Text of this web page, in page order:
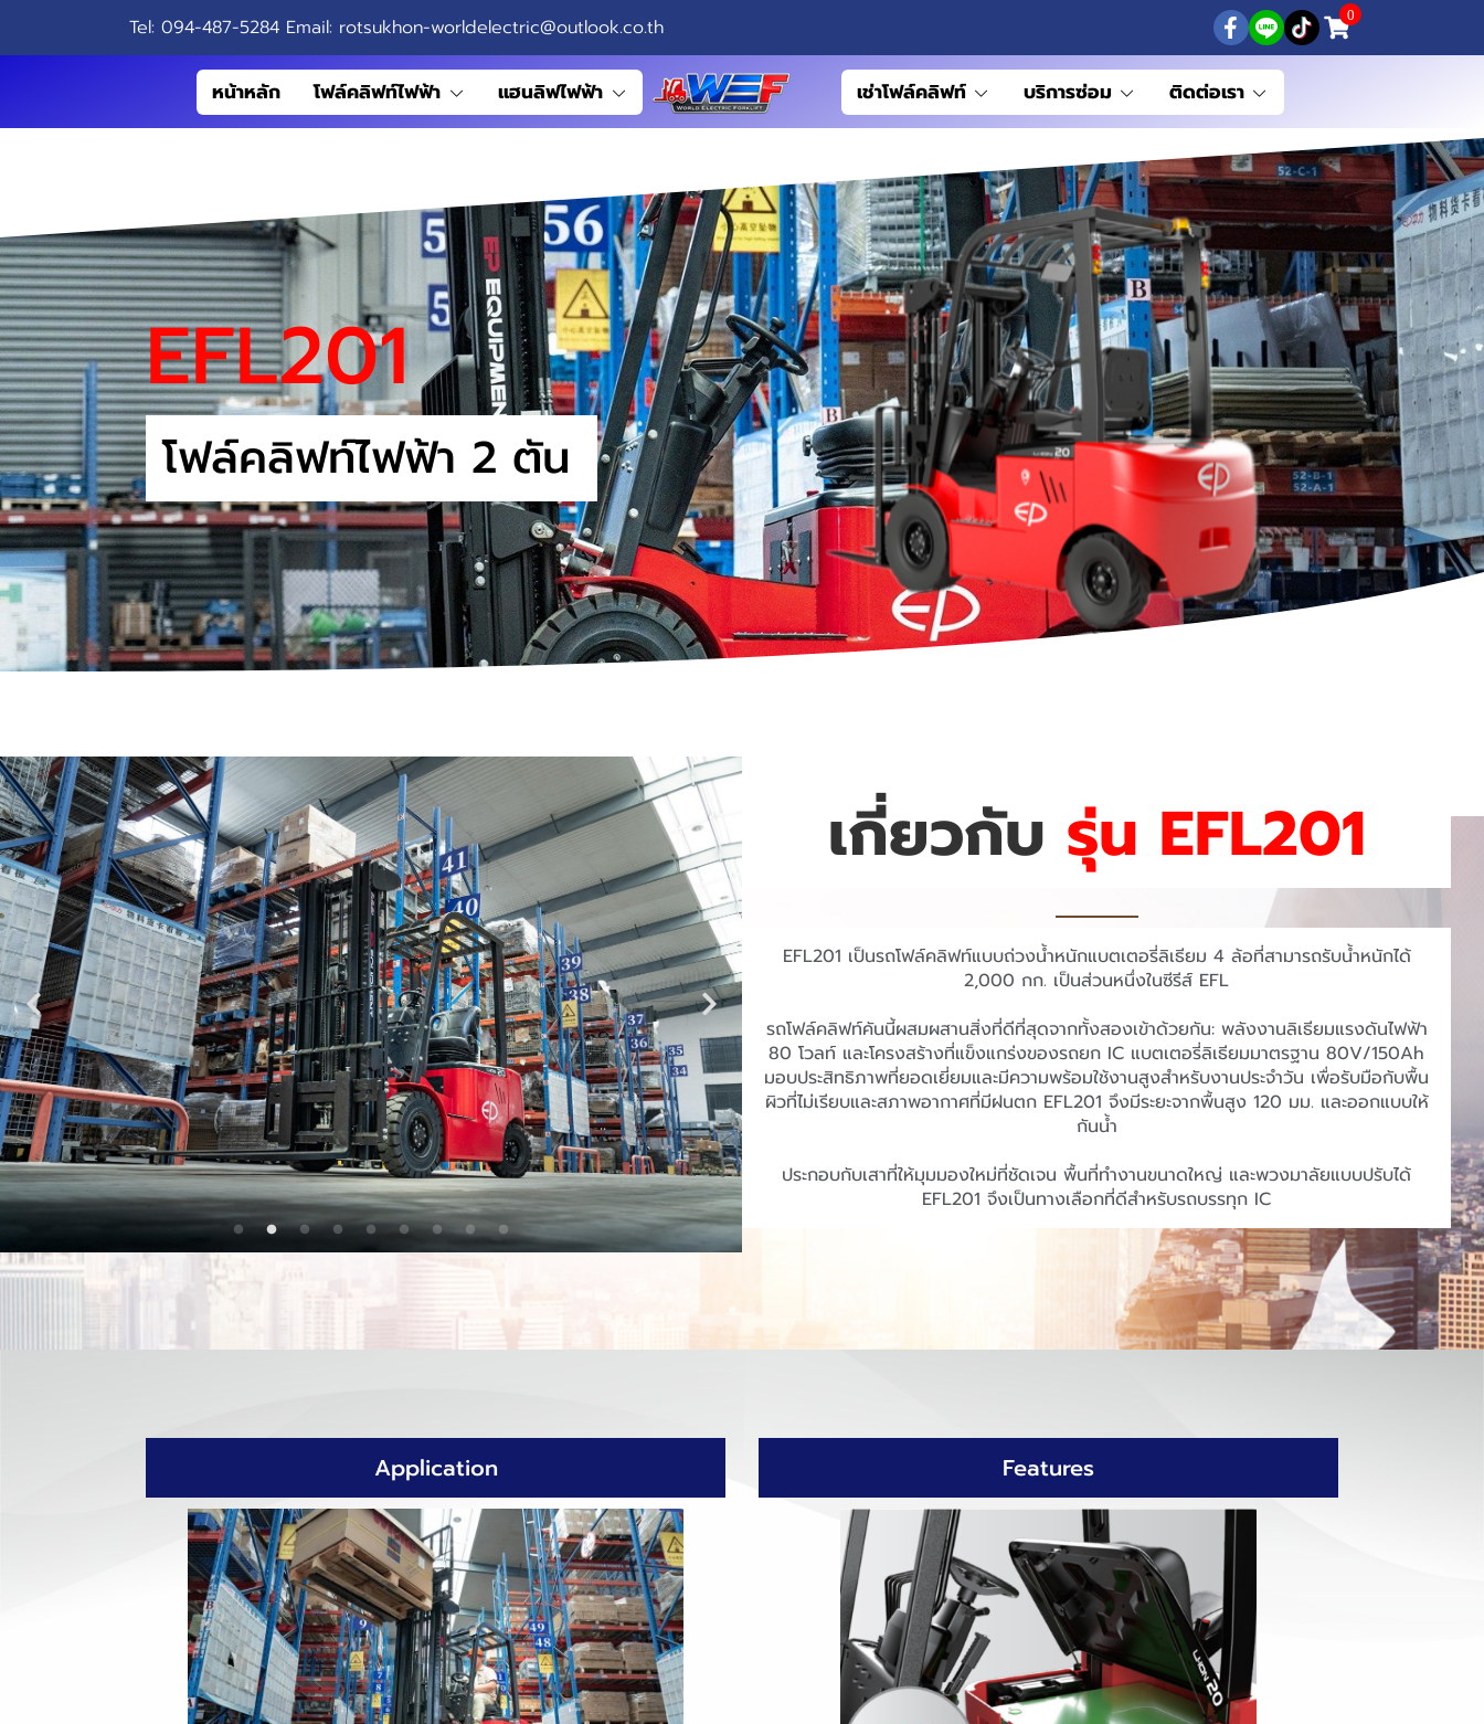
Tel: 094-487-5284 Email: rotsukhon-worldelectric@outlook.co.th 0
หน้าหลัก โฟล์คลิฟท์ไฟฟ้า แฮนลิฟไฟฟ้า เช่าโฟล์คลิฟท์ บริการซ่อม ติดต่อเรา
EFL201
โฟล์คลิฟท์ไฟฟ้า 2 ตัน
เกี่ยวกับ รุ่น EFL201
EFL201 เป็นรถโฟล์คลิฟท์แบบถ่วงน้ำหนักแบตเตอรี่ลิเธียม 4 ล้อที่สามารถรับน้ำหนักได้
2,000 กก. เป็นส่วนหนึ่งในซีรีส์ EFL
รถโฟล์คลิฟท์คันนี้ผสมผสานสิ่งที่ดีที่สุดจากทั้งสองเข้าด้วยกัน: พลังงานลิเธียมแรงดันไฟฟ้า
80 โวลท์ และโครงสร้างที่แข็งแกร่งของรถยก IC แบตเตอรี่ลิเธียมมาตรฐาน 80V/150Ah
มอบประสิทธิภาพที่ยอดเยี่ยมและมีความพร้อมใช้งานสูงสำหรับงานประจำวัน เพื่อรับมือกับพื้น
ผิวที่ไม่เรียบและสภาพอากาศที่มีฝนตก EFL201 จึงมีระยะจากพื้นสูง 120 มม. และออกแบบให้
กันน้ำ
ประกอบกับเสาที่ให้มุมมองใหม่ที่ชัดเจน พื้นที่ทำงานขนาดใหญ่ และพวงมาลัยแบบปรับได้
EFL201 จึงเป็นทางเลือกที่ดีสำหรับรถบรรทุก IC
Application Features